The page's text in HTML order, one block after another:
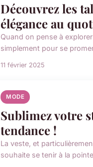
Découvrez les
élégance au
Quand on pense à
simplement pour se
11 février 2025
MODE
Sublimez votre
tendance !
La veste, et
souhaite se tenir à la